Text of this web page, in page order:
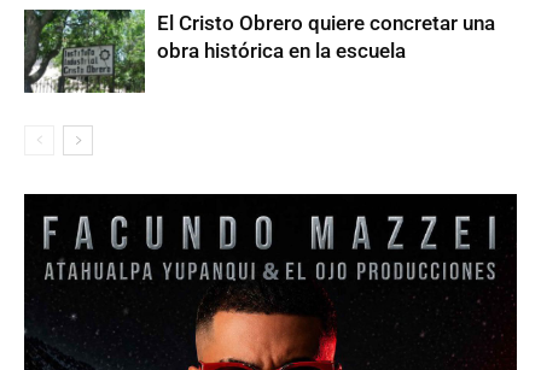
El Cristo Obrero quiere concretar una
obra histórica en la escuela